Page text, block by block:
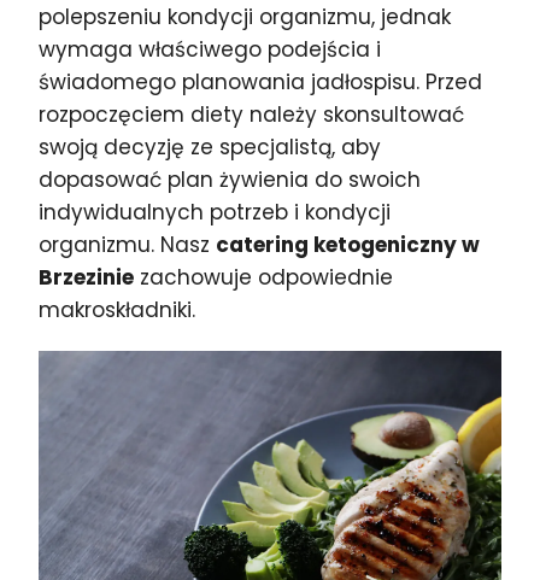
polepszeniu kondycji organizmu, jednak
wymaga właściwego podejścia i
świadomego planowania jadłospisu. Przed
rozpoczęciem diety należy skonsultować
swoją decyzję ze specjalistą, aby
dopasować plan żywienia do swoich
indywidualnych potrzeb i kondycji
organizmu. Nasz catering ketogeniczny w
Brzezinie zachowuje odpowiednie
makroskładniki.